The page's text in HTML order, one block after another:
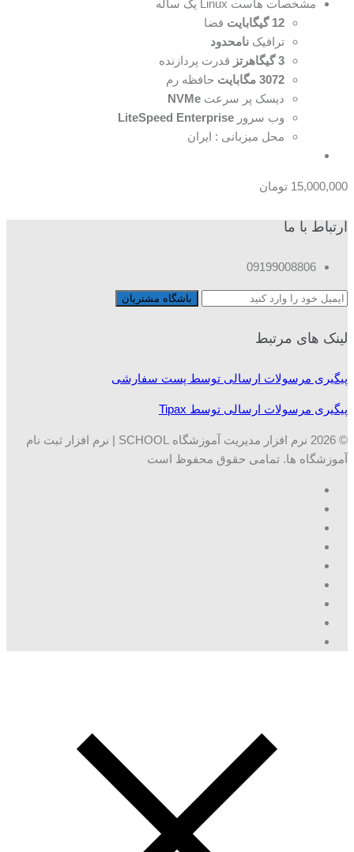
مشخصات هاست Linux یک ساله
12 گیگابایت
فضا
ترافیک نامحدود
3 گیگاهرتز
قدرت پردازنده
3072 مگابایت
حافظه رم
دیسک پر سرعت NVMe
وب سرور LiteSpeed Enterprise
محل میزبانی : ایران
15,000,000 تومان
ارتباط با ما
09199008806
لینک های مرتبط
پیگیری مرسولات ارسالی توسط پست سفارشی
پیگیری مرسولات ارسالی توسط Tipax
© 2026 نرم افزار مدیریت آموزشگاه SCHOOL | نرم افزار ثبت نام
آموزشگاه ها. تمامی حقوق محفوظ است